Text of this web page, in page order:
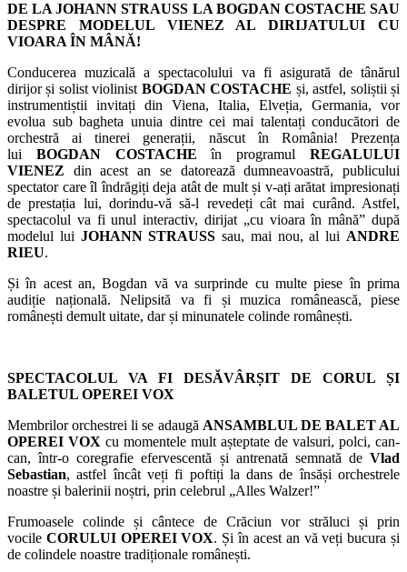
DE LA JOHANN STRAUSS LA BOGDAN COSTACHE SAU
DESPRE MODELUL VIENEZ AL DIRIJATULUI CU
VIOARA ÎN MÂNĂ!
Conducerea muzicală a spectacolului va fi asigurată de tânărul
dirijor și solist violinist BOGDAN COSTACHE și, astfel, soliștii și
instrumentiștii invitați din Viena, Italia, Elveția, Germania, vor
evolua sub bagheta unuia dintre cei mai talentați conducători de
orchestră ai tinerei generații, născut în România! Prezența
lui BOGDAN COSTACHE în programulREGALULUI
VIENEZ din acest an se datorează dumneavoastră, publicului
spectator care îl îndrăgiți deja atât de mult și v-ați arătat impresionați
de prestația lui, dorindu-vă să-l revedeți cât mai curând. Astfel,
spectacolul va fi unul interactiv, dirijat „cu vioara în mână” după
modelul lui JOHANN STRAUSS sau, mai nou, al lui ANDRE
RIEU.
Și în acest an, Bogdan vă va surprinde cu multe piese în prima
audiție națională. Nelipsită va fi și muzica românească, piese
românești demult uitate, dar și minunatele colinde românești.
SPECTACOLUL VA FI DESĂVÂRȘIT DE CORUL ȘI
BALETUL OPEREI VOX
Membrilor orchestrei li se adaugă ANSAMBLUL DE BALET AL
OPEREI VOX cu momentele mult așteptate de valsuri, polci, can-
can, într-o coregrafie efervescentă și antrenată semnată de Vlad
Sebastian, astfel încât veți fi poftiți la dans de însăși orchestrele
noastre și balerinii noștri, prin celebrul „Alles Walzer!”
Frumoasele colinde și cântece de Crăciun vor străluci și prin
vocile CORULUI OPEREI VOX. Și în acest an vă veți bucura și
de colindele noastre tradiționale românești.